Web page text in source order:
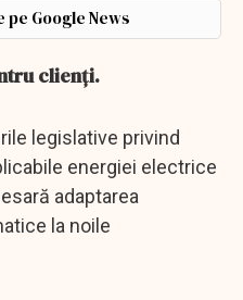
Google News
clienţi.
legislative privind
energiei electrice
adaptarea
la noile